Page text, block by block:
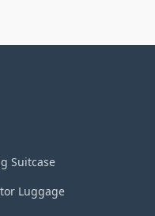
Suitcase
Luggage